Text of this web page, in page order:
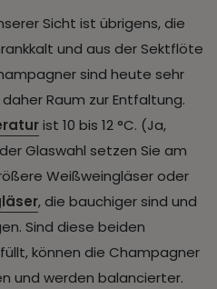
Sicht ist übrigens, die
und aus der Sektflöte
sind heute sehr
Raum zur Entfaltung.
ist 10 bis 12 °C. (Ja,
Glaswahl setzen Sie am
Weißweingläser oder
, die bauchiger sind und
Sind diese beiden
können die Champagner
und werden balancierter.